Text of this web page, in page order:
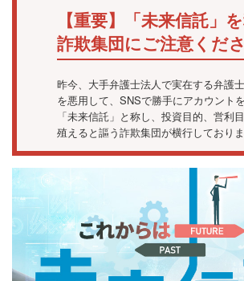
【重要】「未来信託」
詐欺集団にご注意くだ
昨今、大手弁護士法人で実在する弁護
を悪用して、SNSで勝手にアカウント
「未来信託」と称し、投資目的、営利
殖えると謳う詐欺集団が横行しておりま